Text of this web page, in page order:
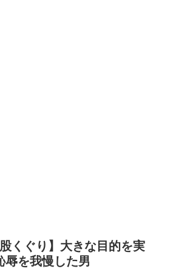
股くぐり】大きな目的を実
辱を我慢した男